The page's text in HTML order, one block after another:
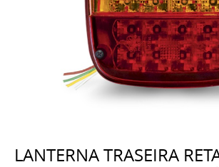
LANTERNA TRASEIRA